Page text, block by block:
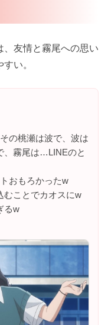
友情と霧尾への思い
い。
の桃瀬は波で、波は
、霧尾は…LINEのと
おもろかったw
むことでカオスにw
るw